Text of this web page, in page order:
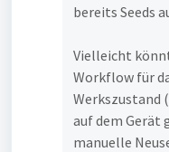
bereits Seeds
Vielleicht
Workflow für
Werkszustand
auf dem Gerät
manuelle